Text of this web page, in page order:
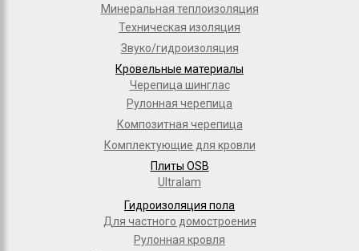
Минеральная теплоизоляция
Техническая изоляция
Звуко/гидроизоляция
Кровельные материалы
Черепица шинглас
Рулонная черепица
Композитная черепица
Комплектующие для кровли
Плиты OSB
Ultralam
Гидроизоляция пола
Для частного домостроения
Рулонная кровля